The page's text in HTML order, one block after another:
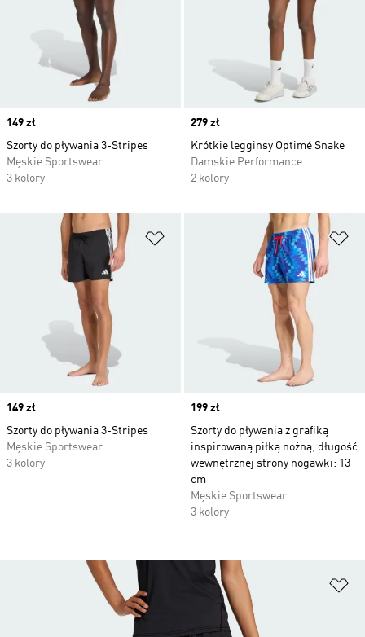
Price
149 zł
Szorty do pływania 3-Stripes
Męskie Sportswear
3 kolory
Price
279 zł
Krótkie legginsy Optimé Snake
Damskie Performance
2 kolory
Dodaj do listy życzeń
Price
149 zł
Szorty do pływania 3-Stripes
Męskie Sportswear
3 kolory
Price
199 zł
Szorty do pływania z grafiką
inspirowaną piłką nożną; długość
wewnętrznej strony nogawki: 13
cm
Męskie Sportswear
3 kolory